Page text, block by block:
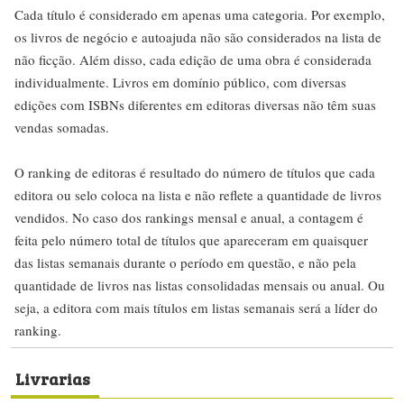
Cada título é considerado em apenas uma categoria. Por exemplo,
os livros de negócio e autoajuda não são considerados na lista de
não ficção. Além disso, cada edição de uma obra é considerada
individualmente. Livros em domínio público, com diversas
edições com ISBNs diferentes em editoras diversas não têm suas
vendas somadas.
O ranking de editoras é resultado do número de títulos que cada
editora ou selo coloca na lista e não reflete a quantidade de livros
vendidos. No caso dos rankings mensal e anual, a contagem é
feita pelo número total de títulos que apareceram em quaisquer
das listas semanais durante o período em questão, e não pela
quantidade de livros nas listas consolidadas mensais ou anual. Ou
seja, a editora com mais títulos em listas semanais será a líder do
ranking.
Livrarias